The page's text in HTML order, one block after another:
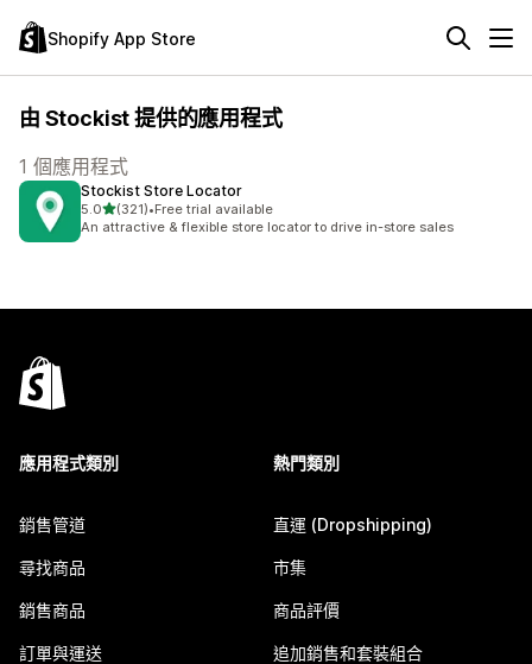
Shopify App Store
由 Stockist 提供的應用程式
1 個應用程式
Stockist Store Locator
5.0滿分 5 顆星
(321)
共有 321 則評價
•Free trial available
An attractive & flexible store locator to drive in-store sales
應用程式類別
銷售管道
尋找商品
銷售商品
訂單與運送
熱門類別
直運 (Dropshipping)
市集
商品評價
追加銷售和套裝組合